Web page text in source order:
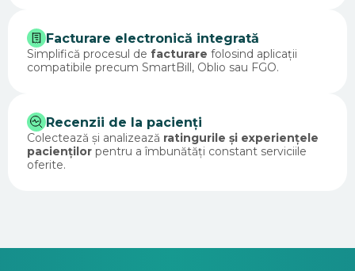
Facturare electronică integrată
Simplifică procesul de facturare folosind aplicații
compatibile precum SmartBill, Oblio sau FGO.
Recenzii de la pacienți
Colectează și analizează ratingurile și experiențele
pacienților pentru a îmbunătăți constant serviciile
oferite.